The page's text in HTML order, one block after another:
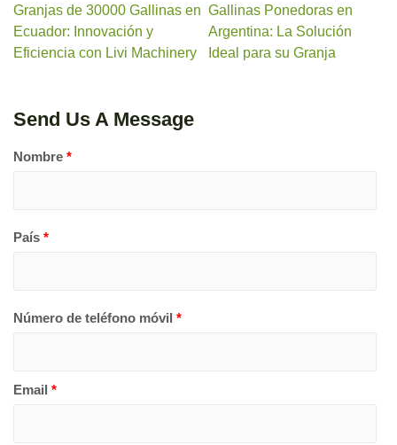
Granjas de 30000 Gallinas en
Ecuador: Innovación y
Eficiencia con Livi Machinery
Gallinas Ponedoras en
Argentina: La Solución
Ideal para su Granja
Send Us A Message
Nombre *
País *
Número de teléfono móvil *
Email *